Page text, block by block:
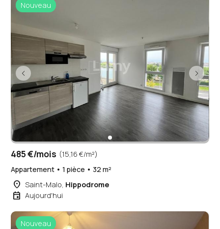
Nouveau
485 €/mois (15,16 €/m²)
Appartement • 1 pièce • 32 m²
place Saint-Malo, Hippodrome
event Aujourd'hui
Nouveau